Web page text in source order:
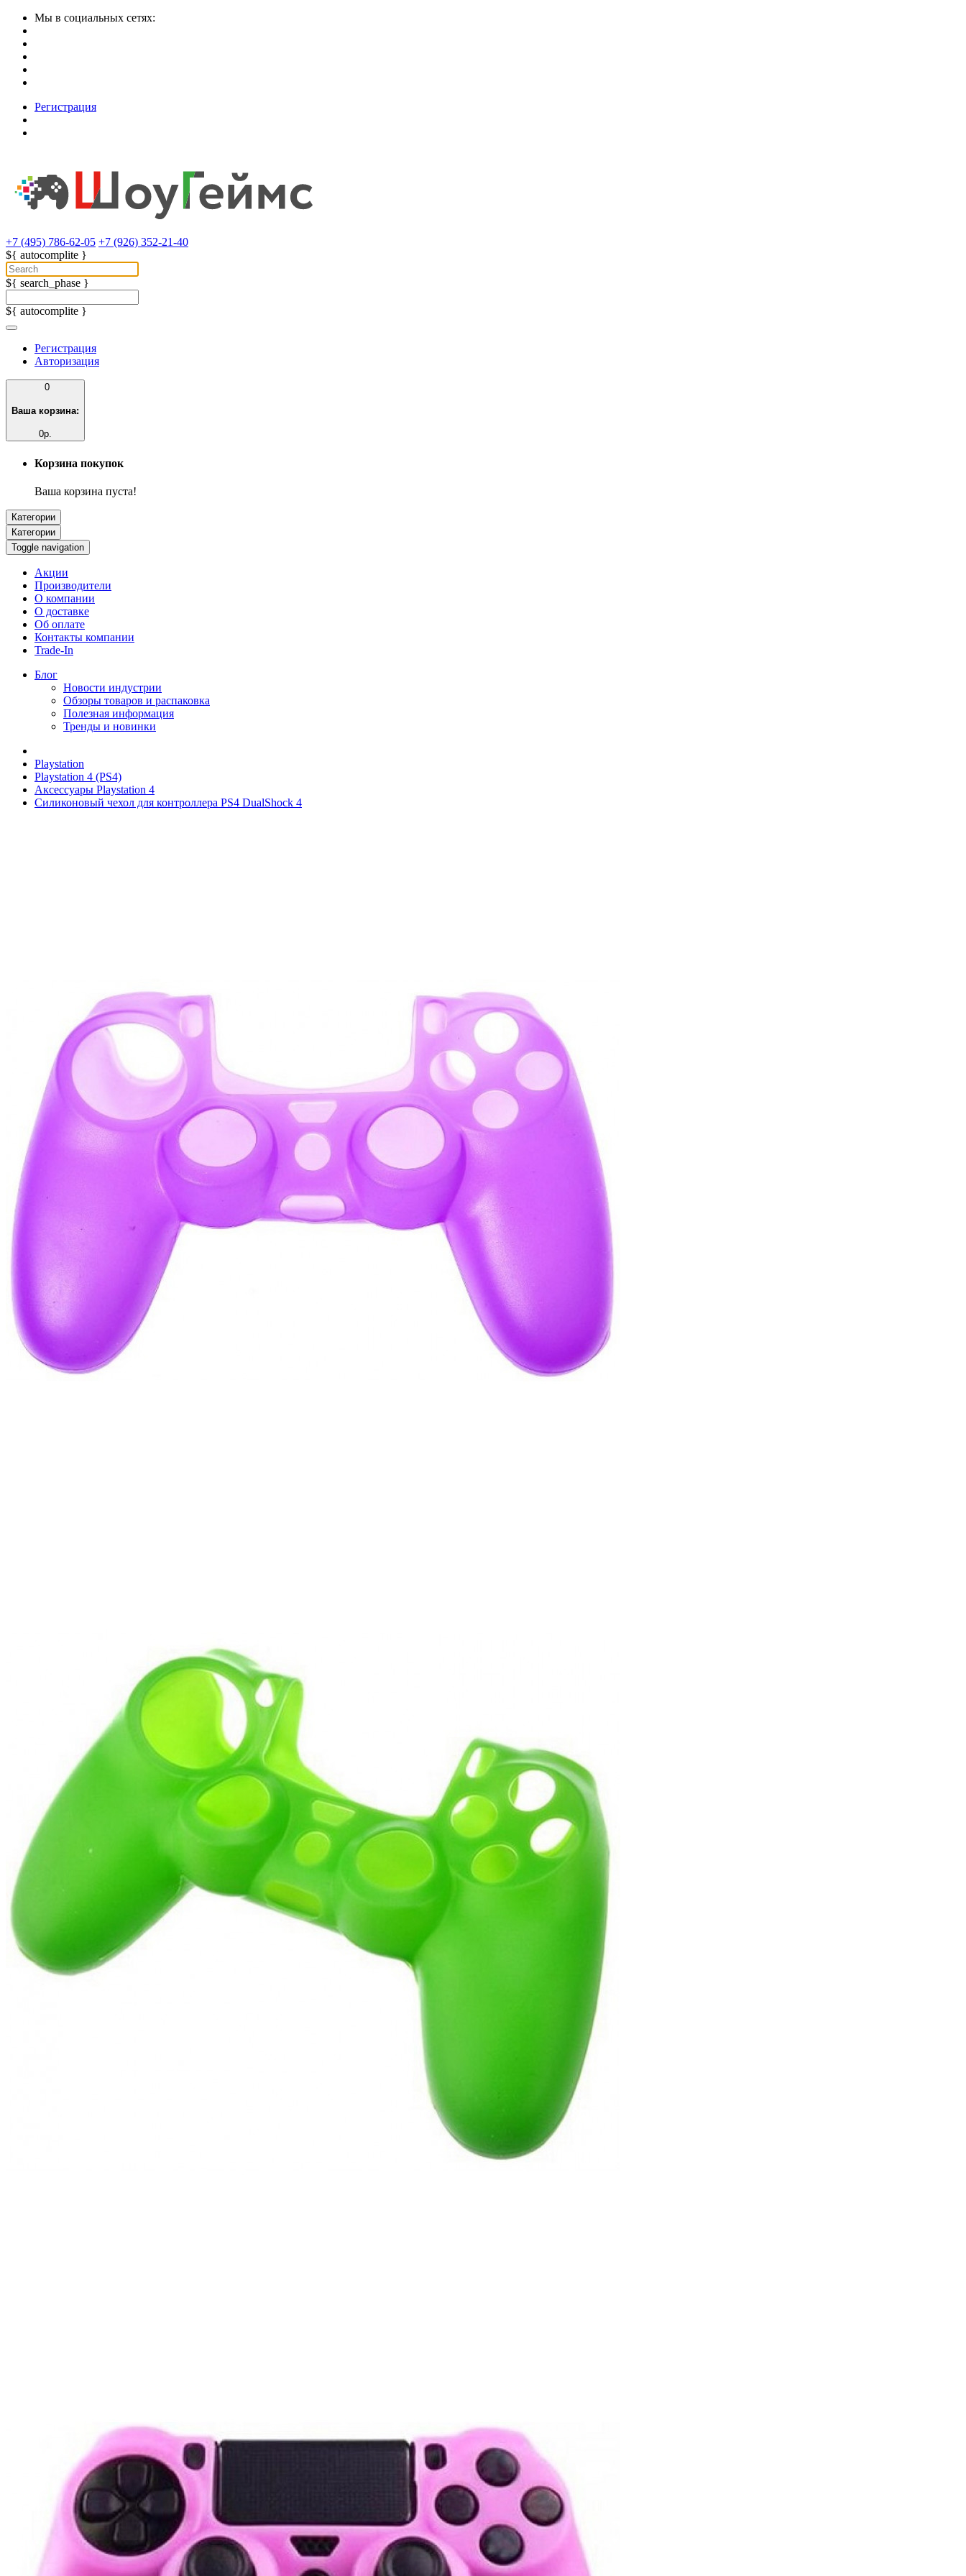
Мы в социальных сетях:
Регистрация
+7 (495) 786-62-05 +7 (926) 352-21-40
${ autocomplite }
${ search_phase }
${ autocomplite }
Регистрация
Авторизация
0
Ваша корзина:
0р.
Корзина покупок
Ваша корзина пуста!
Категории
Категории
Toggle navigation
Акции
Производители
О компании
О доставке
Об оплате
Контакты компании
Trade-In
Блог
Новости индустрии
Обзоры товаров и распаковка
Полезная информация
Тренды и новинки
Playstation
Playstation 4 (PS4)
Аксессуары Playstation 4
Силиконовый чехол для контроллера PS4 DualShock 4